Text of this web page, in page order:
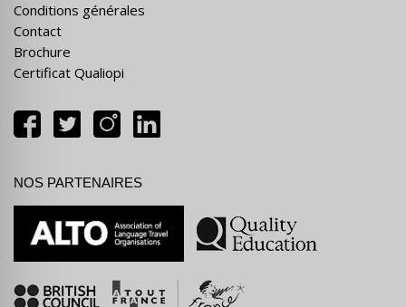
Conditions générales
Contact
Brochure
Certificat Qualiopi
NOS PARTENAIRES